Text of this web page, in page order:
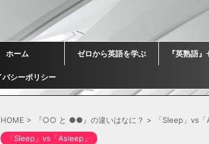
ホーム ゼロから英語を学ぶ 『英熟語
バシーポリシー
HOME > 『○○ と ●●』の違いはなに？ > 「Sleep」vs「
「Sleep」vs「Asleep」